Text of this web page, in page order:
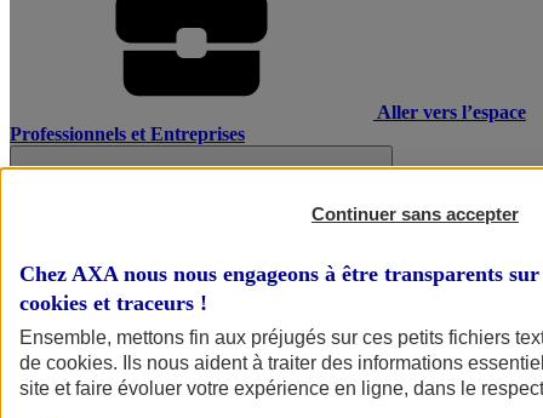
Aller vers l’espace
Professionnels et Entreprises
Continuer sans accepter
Chez AXA nous nous engageons à être transparents
cookies et traceurs !
Ensemble, mettons fin aux préjugés sur ces petits fichiers
de cookies. Ils nous aident à traiter des informations
site et faire évoluer votre expérience en ligne, dans le